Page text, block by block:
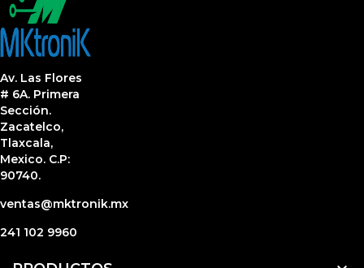
Av. Las Flores
# 6A. Primera
Sección.
Zacatelco,
Tlaxcala,
Mexico. C.P:
90740.
ventas@mktronik.mx
241 102 9960